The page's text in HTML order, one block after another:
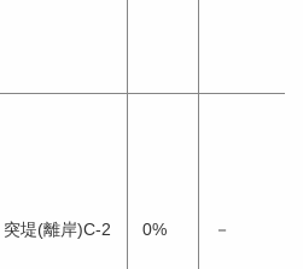
突堤(離岸)C-2 0% －